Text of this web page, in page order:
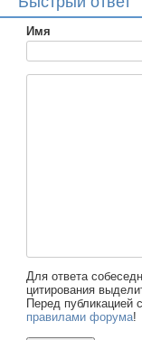
Имя
Для ответа
цитирования
Перед публикацией
правилами форума!